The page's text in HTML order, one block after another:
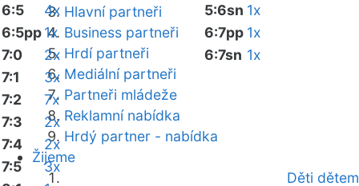
Hlavní partneři
Business partneři
Hrdí partneři
Mediální partneři
Partneři mládeže
Reklamní nabídka
Hrdý partner - nabídka
Žijeme
Děti dětem
6:5
4x
6:5pp1x
7:0
2x
7:1
3x
7:2
7x
7:3
2x
7:4
2x
7:5
3x
5:6sn 1x
6:7pp 1x
6:7sn 1x